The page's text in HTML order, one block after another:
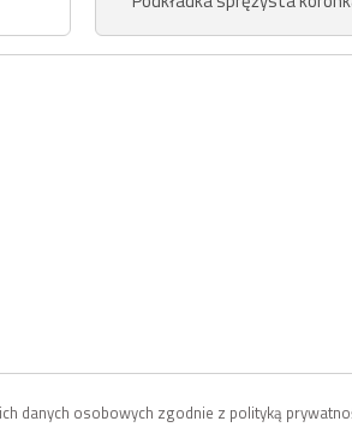
danych osobowych zgodnie z polityką